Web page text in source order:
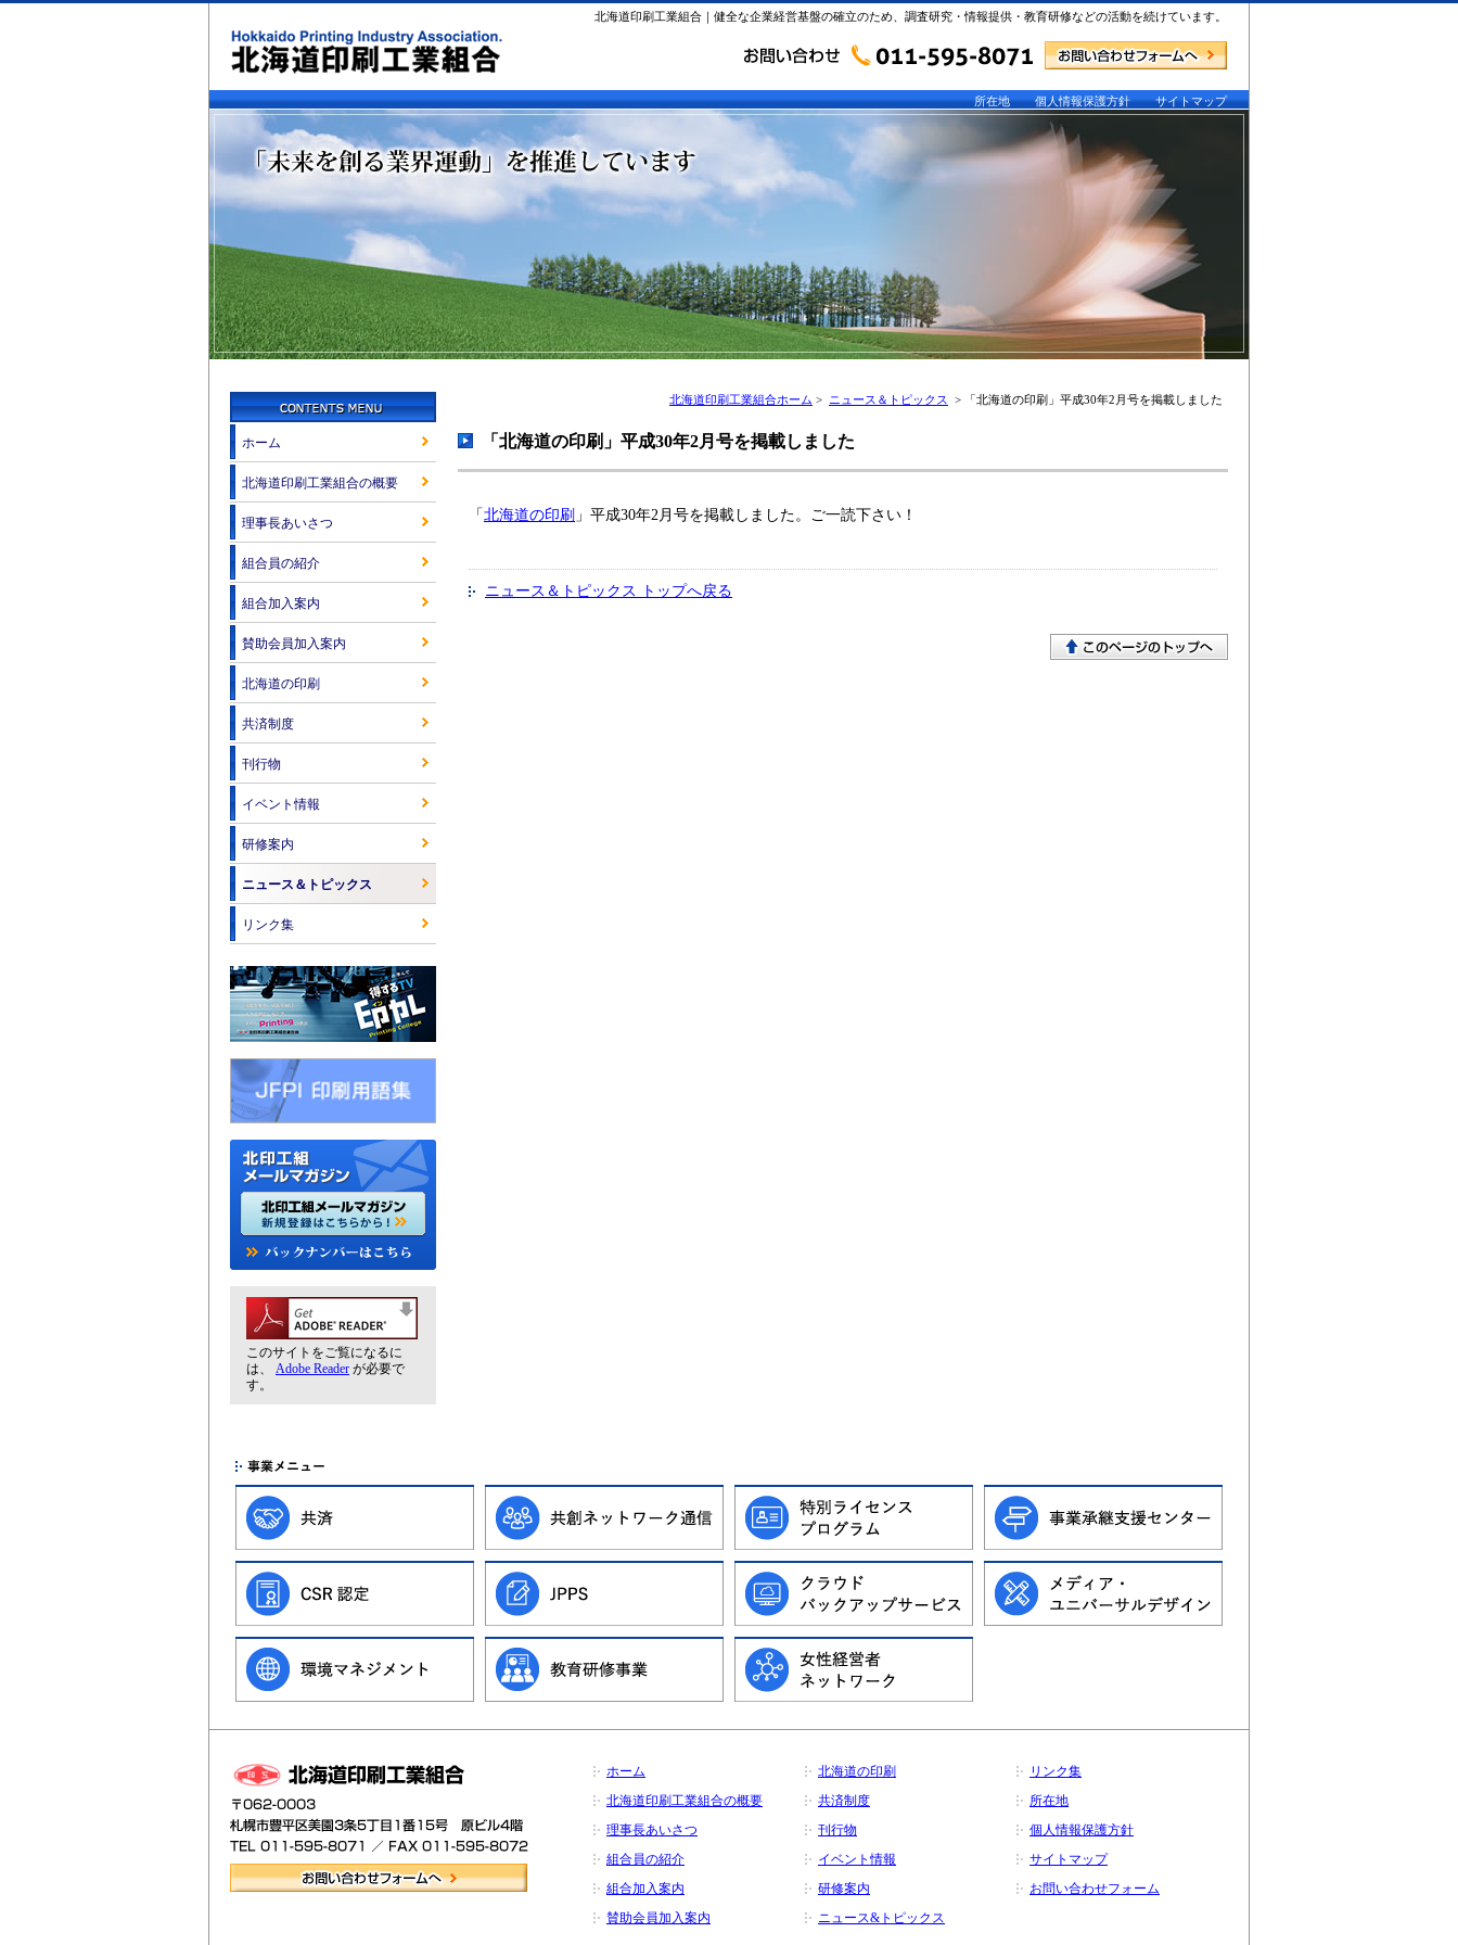
北海道印刷工業組合｜健全な企業経営基盤の確立のため、調査研究・情報提供・教育研修などの活動を続けています。
所在地 個人情報保護方針 サイトマップ
北海道印刷工業組合ホーム > ニュース＆トピックス > 「北海道の印刷」平成30年2月号を掲載しました
「北海道の印刷」平成30年2月号を掲載しました
「 北海道の印刷 」平成30年2月号を掲載しました。ご一読下さい！
ニュース＆トピックス トップへ戻る
ホーム
北海道印刷工業組合の概要
理事長あいさつ
組合員の紹介
組合加入案内
賛助会員加入案内
北海道の印刷
共済制度
刊行物
イベント情報
研修案内
ニュース＆トピックス
リンク集
このサイトをご覧になるに
は、 Adobe Reader が必要で
す。
ホーム
北海道印刷工業組合の概要
理事長あいさつ
組合員の紹介
組合加入案内
賛助会員加入案内
北海道の印刷
共済制度
刊行物
イベント情報
研修案内
ニュース&トピックス
リンク集
所在地
個人情報保護方針
サイトマップ
お問い合わせフォーム